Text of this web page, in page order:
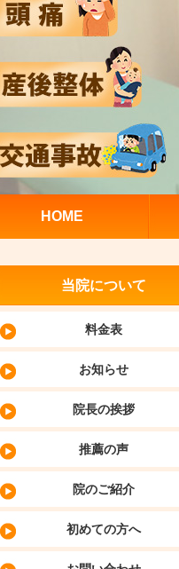
HOME
当院について
料金表
お知らせ
院長の挨拶
推薦の声
院のご紹介
初めての方へ